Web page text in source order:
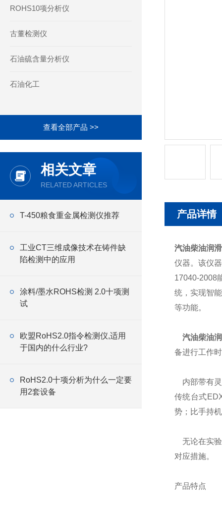
ROHS10项分析仪
古董检测仪
石油硫含量分析仪
石油化工
查看全部产品 >>
相关文章
RELATED ARTICLES
T-450粮食重金属检测仪推荐
工业CT三维成像技术在铸件缺
陷检测中的应用
涂料/墨水ROHS检测 2.0十项测
试
欧盟RoHS2.0指令检测仪,适用
于国内的什么行业?
RoHS2.0十项分析为什么一定要
用2套设备
产品详情
汽油柴油润
仪器。该仪
17040-2008
统，实现智
等功能。
汽油柴油
备进行工作
内部带有灵
传统台式
势；比手持
无论在实验
对应措施。
产品特点